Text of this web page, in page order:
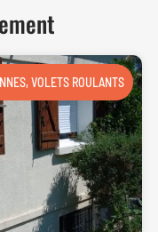
,VOLETS ROULANTS